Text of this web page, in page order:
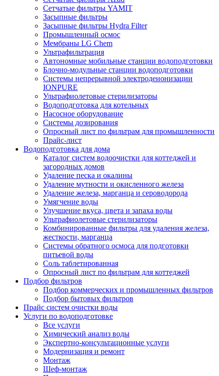
Сетчатые фильтры YAMIT
Засыпные фильтры
Засыпные фильтры Hydra Filter
Промышленный осмос
Мембраны LG Chem
Ультрафильтрация
Автономные мобильные станции водоподготовки
Блочно-модульные станции водоподготовки
Системы непрерывной электродеионизации
IONPURE
Ультрафиолетовые стерилизаторы
Водоподготовка для котельных
Насосное оборудование
Системы дозирования
Опросный лист по фильтрам для промышленности
Прайс-лист
Водоподготовка для дома
Каталог систем водоочистки для коттеджей и
загородных домов
Удаление песка и окалины
Удаление мутности и окисленного железа
Удаление железа, марганца и сероводорода
Умягчение воды
Улучшение вкуса, цвета и запаха воды
Ультрафиолетовые стерилизаторы
Комбинированные фильтры для удаления железа,
жесткости, марганца
Системы обратного осмоса для подготовки
питьевой воды
Соль таблетированная
Опросный лист по фильтрам для коттеджей
Подбор фильтров
Подбор коммерческих и промышленных фильтров
Подбор бытовых фильтров
Прайс систем очистки воды
Услуги по водоподготовке
Все услуги
Химический анализ воды
Экспертно-консультационные услуги
Модернизация и ремонт
Монтаж
Шеф-монтаж